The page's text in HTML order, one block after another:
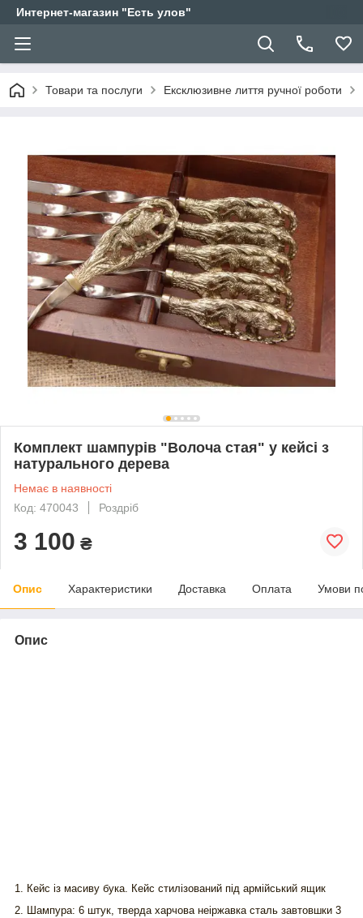
Интернет-магазин "Есть улов"
Товари та послуги Ексклюзивне лиття ручної роботи
Комплект шампурів "Волоча стая" у кейсі з
натурального дерева
Немає в наявності
Код: 470043
Роздріб
3 100 ₴
Опис Характеристики Доставка Оплата Умови
Опис
1. Кейс із масиву бука. Кейс стилізований під армійський ящик
2. Шампура: 6 штук, тверда харчова неіржавка сталь завтовшки 3